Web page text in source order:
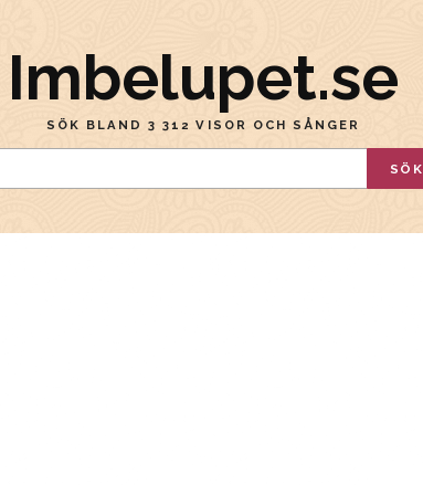
Imbelupet.se
SÖK BLAND 3 312 VISOR OCH SÅNGER
SÖK